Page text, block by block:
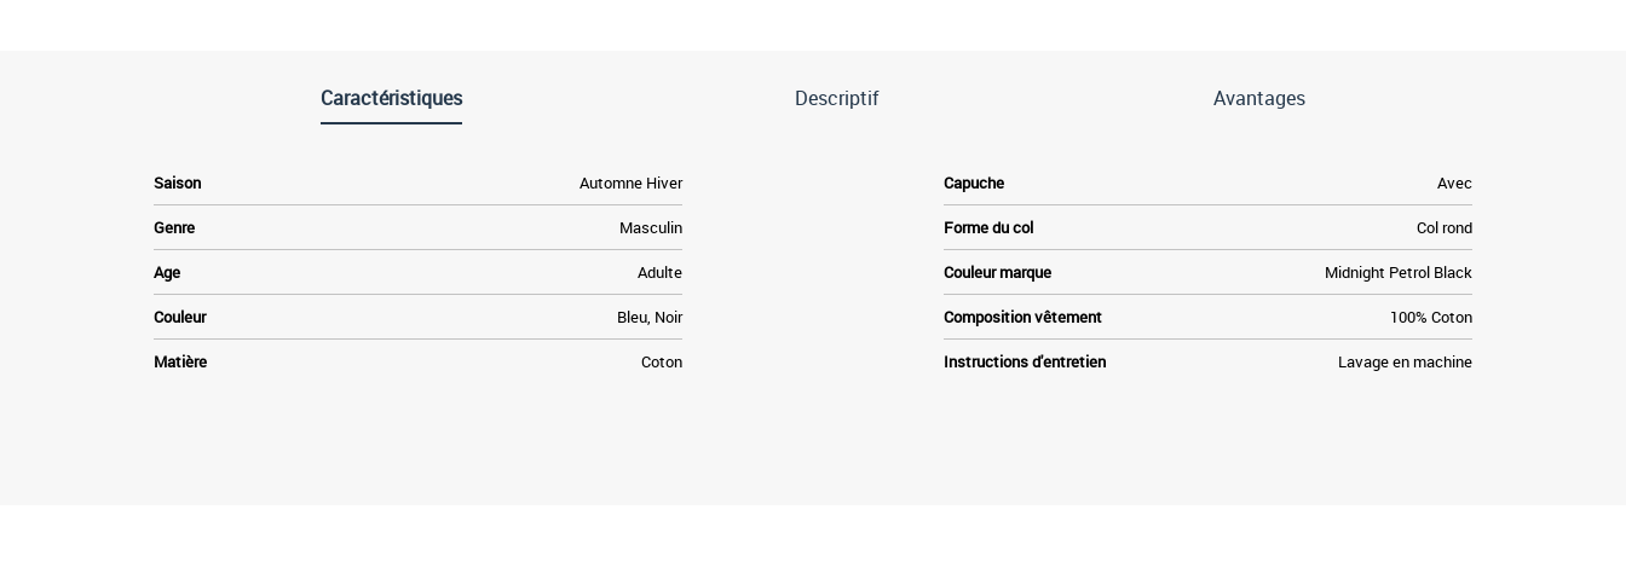
Caractéristiques Descriptif Avantages
Saison Automne Hiver
Genre Masculin
Age Adulte
Couleur Bleu, Noir
Matière Coton
Capuche Avec
Forme du col Col rond
Couleur marque Midnight Petrol Black
Composition vêtement 100% Coton
Instructions d'entretien Lavage en machine